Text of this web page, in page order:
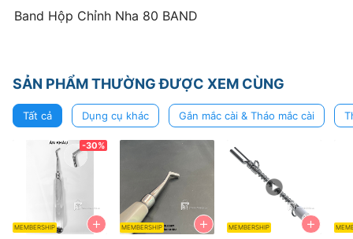
Band Hộp Chỉnh Nha 80 BAND
SẢN PHẨM THƯỜNG ĐƯỢC XEM CÙNG
Tất cả Dụng cụ khác Gắn mắc cài & Tháo mắc cài
+
-30%
MEMBERSHIP +
MEMBERSHIP +
MEMBERSHIP